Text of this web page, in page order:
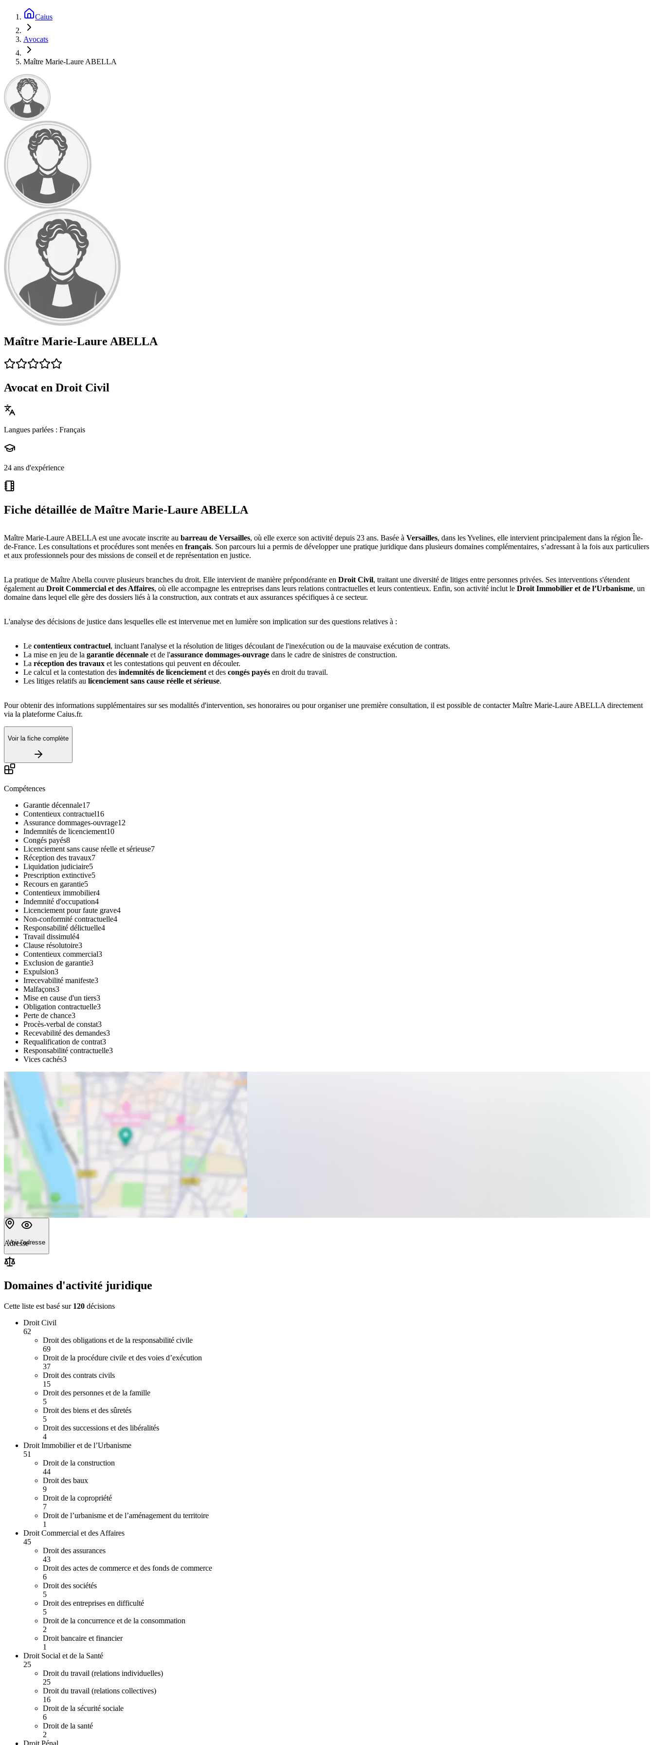
Caius
Avocats
Maître Marie‑Laure ABELLA
Maître Marie‑Laure ABELLA
Avocat en Droit Civil
Langues parlées : Français
24 ans d'expérience
Fiche détaillée de Maître Marie‑Laure ABELLA
Maître Marie-Laure ABELLA est une avocate inscrite au barreau de Versailles, où elle exerce son activité depuis 23 ans. Basée à Versailles, dans les Yvelines, elle intervient principalement dans la région Île-
de-France. Les consultations et procédures sont menées en français. Son parcours lui a permis de développer une pratique juridique dans plusieurs domaines complémentaires, s’adressant à la fois aux particuliers
et aux professionnels pour des missions de conseil et de représentation en justice.
La pratique de Maître Abella couvre plusieurs branches du droit. Elle intervient de manière prépondérante en Droit Civil, traitant une diversité de litiges entre personnes privées. Ses interventions s'étendent
également au Droit Commercial et des Affaires, où elle accompagne les entreprises dans leurs relations contractuelles et leurs contentieux. Enfin, son activité inclut le Droit Immobilier et de l’Urbanisme, un
domaine dans lequel elle gère des dossiers liés à la construction, aux contrats et aux assurances spécifiques à ce secteur.
L'analyse des décisions de justice dans lesquelles elle est intervenue met en lumière son implication sur des questions relatives à :
Le contentieux contractuel, incluant l'analyse et la résolution de litiges découlant de l'inexécution ou de la mauvaise exécution de contrats.
La mise en jeu de la garantie décennale et de l'assurance dommages-ouvrage dans le cadre de sinistres de construction.
La réception des travaux et les contestations qui peuvent en découler.
Le calcul et la contestation des indemnités de licenciementet des congés payés en droit du travail.
Les litiges relatifs au licenciement sans cause réelle et sérieuse.
Pour obtenir des informations supplémentaires sur ses modalités d'intervention, ses honoraires ou pour organiser une première consultation, il est possible de contacter Maître Marie-Laure ABELLA directement
via la plateforme Caius.fr.
Voir la fiche complète
Compétences
Garantie décennale17
Contentieux contractuel16
Assurance dommages-ouvrage12
Indemnités de licenciement10
Congés payés8
Licenciement sans cause réelle et sérieuse7
Réception des travaux7
Liquidation judiciaire5
Prescription extinctive5
Recours en garantie5
Contentieux immobilier4
Indemnité d'occupation4
Licenciement pour faute grave4
Non-conformité contractuelle4
Responsabilité délictuelle4
Travail dissimulé4
Clause résolutoire3
Contentieux commercial3
Exclusion de garantie3
Expulsion3
Irrecevabilité manifeste3
Malfaçons3
Mise en cause d'un tiers3
Obligation contractuelle3
Perte de chance3
Procès-verbal de constat3
Recevabilité des demandes3
Requalification de contrat3
Responsabilité contractuelle3
Vices cachés3
Voir l'adresse
Adresse
Domaines d'activité juridique
Cette liste est basé sur 120 décisions
Droit Civil
62
Droit des obligations et de la responsabilité civile
69
Droit de la procédure civile et des voies d’exécution
37
Droit des contrats civils
15
Droit des personnes et de la famille
5
Droit des biens et des sûretés
5
Droit des successions et des libéralités
4
Droit Immobilier et de l’Urbanisme
51
Droit de la construction
44
Droit des baux
9
Droit de la copropriété
7
Droit de l’urbanisme et de l’aménagement du territoire
1
Droit Commercial et des Affaires
45
Droit des assurances
43
Droit des actes de commerce et des fonds de commerce
6
Droit des sociétés
5
Droit des entreprises en difficulté
5
Droit de la concurrence et de la consommation
2
Droit bancaire et financier
1
Droit Social et de la Santé
25
Droit du travail (relations individuelles)
25
Droit du travail (relations collectives)
16
Droit de la sécurité sociale
6
Droit de la santé
2
Droit Pénal